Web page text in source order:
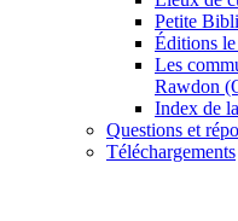
Petite
Éditions
Les
Rawdon
Index de
Questions et
Téléchargements